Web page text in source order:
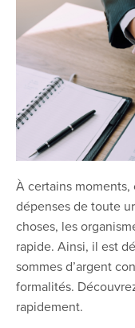
À certains
dépenses de toute
choses, les
rapide. Ainsi, il est
sommes d’argent
formalités.
rapidement.